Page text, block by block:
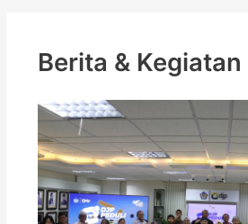
Berita &